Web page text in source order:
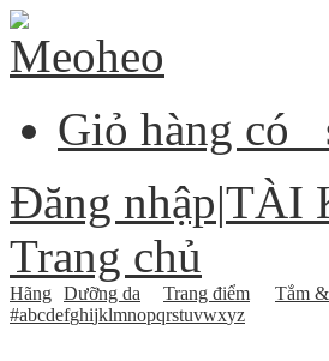
Giỏ hàng có
Đăng nhập|TÀI
Trang chủ
Hãng Dưỡng da Trang điểm Tắm
#abcdefghijklmnopqrstuvwxyz